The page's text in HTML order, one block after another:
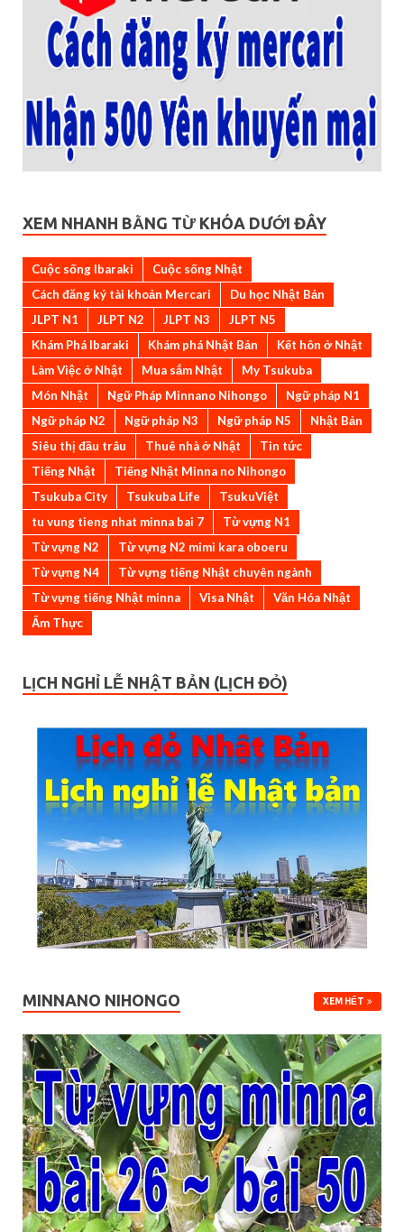
XEM NHANH BẰNG TỪ KHÓA DƯỚI ĐÂY
Cuộc sống Ibaraki
Cuộc sống Nhật
Cách đăng ký tài khoản Mercari
Du học Nhật Bản
JLPT N1
JLPT N2 JLPT N3
JLPT N5
Khám Phá Ibaraki
Khám phá Nhật Bản
Kết hôn ở Nhật
Làm Việc ở Nhật
Mua sắm Nhật
My Tsukuba
Món Nhật
Ngữ Pháp Minnano Nihongo
Ngữ pháp N1
Ngữ pháp N2
Ngữ pháp N3 Ngữ pháp N5
Nhật Bản
Siêu thị đầu trâu
Thuê nhà ở Nhật
Tin tức
Tiếng Nhật
Tiếng Nhật Minna no Nihongo
Tsukuba City
Tsukuba Life
TsukuViệt
tu vung tieng nhat minna bai 7
Từ vựng N1
Từ vựng N2
Từ vựng N2 mimi kara oboeru
Từ vựng N4
Từ vựng tiếng Nhật chuyên ngành
Từ vựng tiếng Nhật minna
Visa Nhật
Văn Hóa Nhật
Ẩm Thực
LỊCH NGHỈ LỄ NHẬT BẢN (LỊCH ĐỎ)
MINNANO NIHONGO XEM HẾT